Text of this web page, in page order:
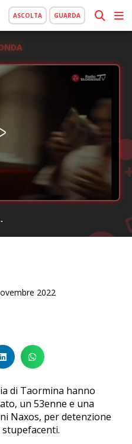
ASCOLTA GUARDA
2022
di Taormina hanno
un 53enne e una
Naxos, per detenzione